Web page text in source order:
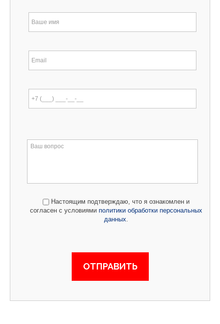
Настоящим подтверждаю, что я ознакомлен и
согласен с условиями политики обработки персональных
данных